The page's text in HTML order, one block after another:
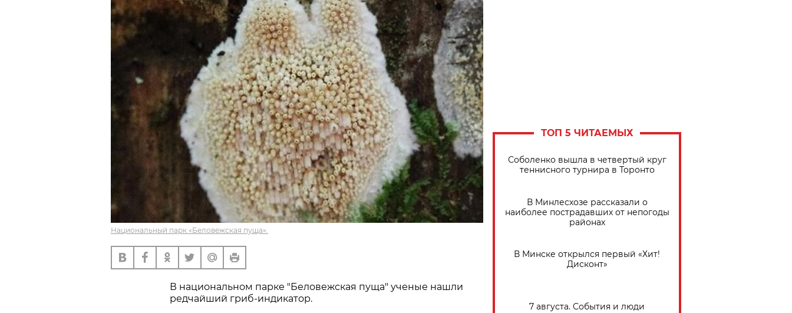
Национальный парк «Беловежская пуща».
В национальном парке "Беловежская пуща" ученые нашли
редчайший гриб-индикатор.
ТОП 5 ЧИТАЕМЫХ
Соболенко вышла в четвертый круг
теннисного турнира в Торонто
В Минлесхозе рассказали о
наиболее пострадавших от непогоды
районах
В Минске открылся первый «Хит!
Дисконт»
7 августа. События и люди